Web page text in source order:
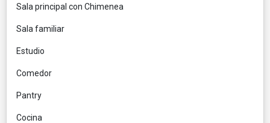
Sala principal con Chimenea
Sala familiar
Estudio
Comedor
Pantry
Cocina